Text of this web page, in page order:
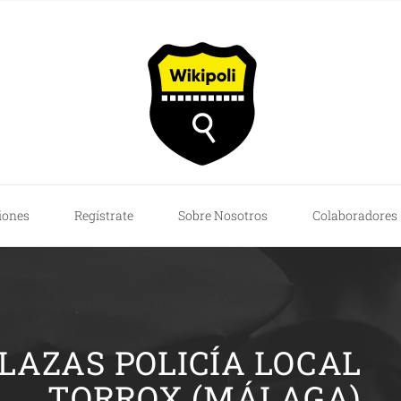
Regístrate Sobre Nosotros Colaboradores
POLICÍA LOCAL